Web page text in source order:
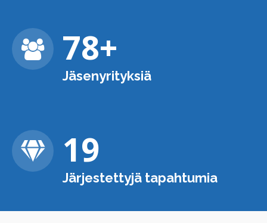
79+
Jäsenyrityksiä
20
Järjestettyjä tapahtumia